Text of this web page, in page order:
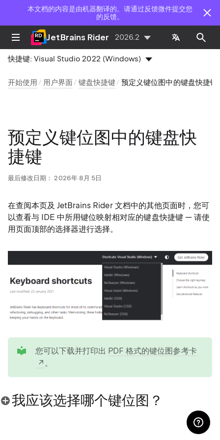
本文档的内容是由机器翻译的。请通过反馈微件提交您
的反馈。
JetBrains Rider 2026.2
快捷键:Visual Studio 2022 (Windows)
开始使用 用户界面 键盘快捷键 预定义键位图中的键盘快捷键
预定义键位图中的键盘快
捷键
最后修改日期： 2026年 8月 5日
在查阅本页及 JetBrains Rider 文档中的其他页面时，您可
以查看与 IDE 中所用键位映射相对应的键盘快捷键 — 请使
用页面顶部的选择器进行选择。
您可以下载并打印出 PDF 格式的键位图参考卡
。
我应该选择哪个键位图？